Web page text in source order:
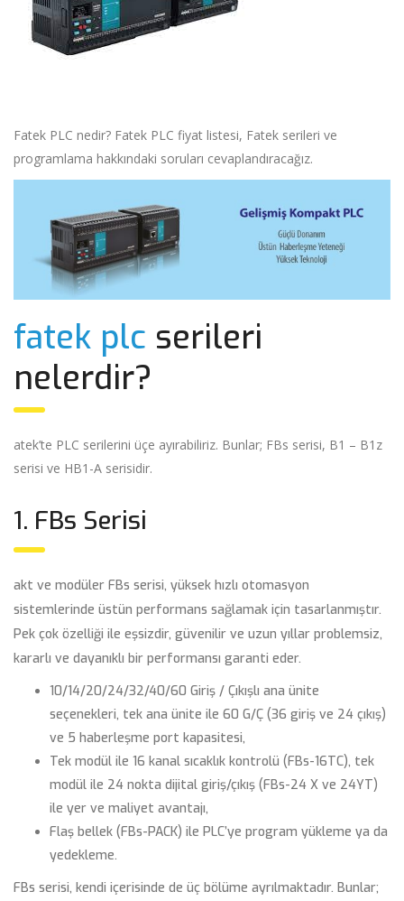
Fatek PLC nedir? Fatek PLC fiyat listesi, Fatek serileri ve
programlama hakkındaki soruları cevaplandıracağız.
fatek plc serileri
nelerdir?
atek’te PLC serilerini üçe ayırabiliriz. Bunlar; FBs serisi, B1 – B1z
serisi ve HB1-A serisidir.
1. FBs Serisi
akt ve modüler FBs serisi, yüksek hızlı otomasyon
sistemlerinde üstün performans sağlamak için tasarlanmıştır.
Pek çok özelliği ile eşsizdir, güvenilir ve uzun yıllar problemsiz,
kararlı ve dayanıklı bir performansı garanti eder.
10/14/20/24/32/40/60 Giriş / Çıkışlı ana ünite
seçenekleri, tek ana ünite ile 60 G/Ç (36 giriş ve 24 çıkış)
ve 5 haberleşme port kapasitesi,
Tek modül ile 16 kanal sıcaklık kontrolü (FBs-16TC), tek
modül ile 24 nokta dijital giriş/çıkış (FBs-24 X ve 24YT)
ile yer ve maliyet avantajı,
Flaş bellek (FBs-PACK) ile PLC’ye program yükleme ya da
yedekleme.
FBs serisi, kendi içerisinde de üç bölüme ayrılmaktadır. Bunlar;